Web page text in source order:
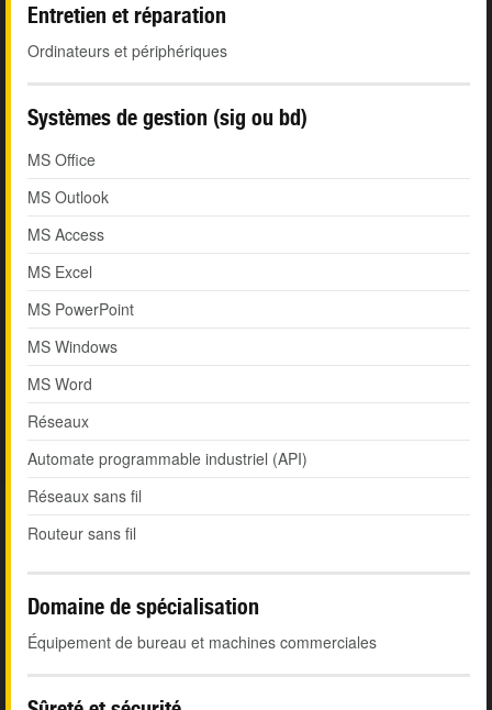
Entretien et réparation
Ordinateurs et périphériques
Systèmes de gestion (sig ou bd)
MS Office
MS Outlook
MS Access
MS Excel
MS PowerPoint
MS Windows
MS Word
Réseaux
Automate programmable industriel (API)
Réseaux sans fil
Routeur sans fil
Domaine de spécialisation
Équipement de bureau et machines commerciales